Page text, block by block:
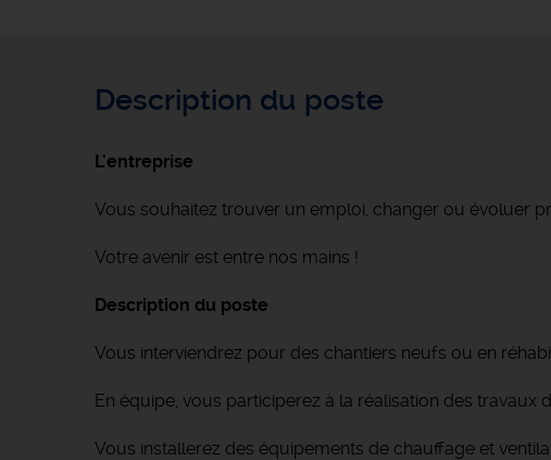
Description du poste
L'entreprise
Vous souhaitez trouver un emploi, changer ou évoluer
Votre avenir est entre nos mains !
Description du poste
Vous interviendrez pour des chantiers neufs ou en
En équipe, vous participerez à la réalisation des
Vous installerez des équipements de chauffage et